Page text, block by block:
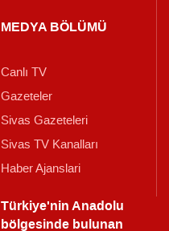
MEDYA BÖLÜMÜ
Canlı TV
Gazeteler
Sivas Gazeteleri
Sivas TV Kanalları
Haber Ajanslari
Türkiye'nin Anadolu
bölgesinde bulunan